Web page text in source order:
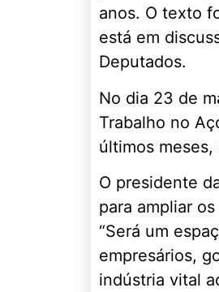
anos. O texto
está em
Deputados.
No dia 23 de
Trabalho no
últimos
O presidente
para ampliar
“Será um
empresários,
indústria vital